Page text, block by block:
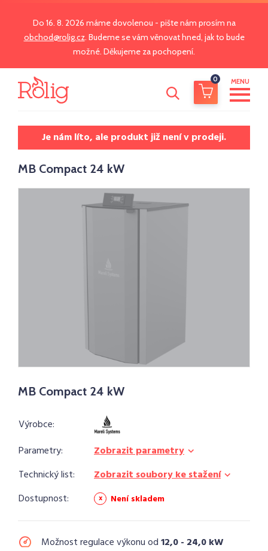
Do 16. 8. 2026 máme dovolenou - pište nám prosím na
obchod@rolig.cz. Budeme se vám věnovat hned, jak to bude
možné. Děkujeme za pochopení.
0 MENU
Je nám líto, ale produkt již není v prodeji.
MB Compact 24 kW
MB Compact 24 kW
Výrobce:
Parametry:
Zobrazit parametry
Technický list:
Zobrazit soubory ke stažení
Dostupnost:
Není skladem
Možnost regulace výkonu od12,0 - 24,0 kW